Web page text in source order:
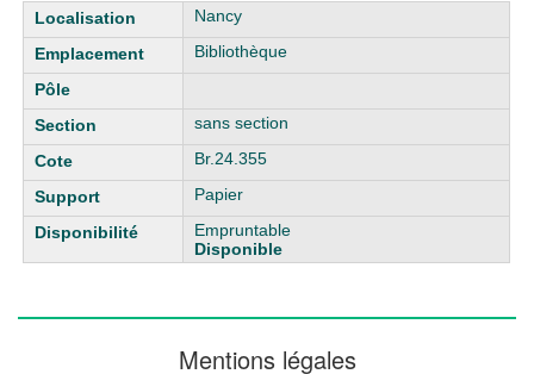
Liste des exemplaires
Nancy
Bibliothèque
sans section
Br.24.355
Papier
Empruntable
Disponible
Mentions légales